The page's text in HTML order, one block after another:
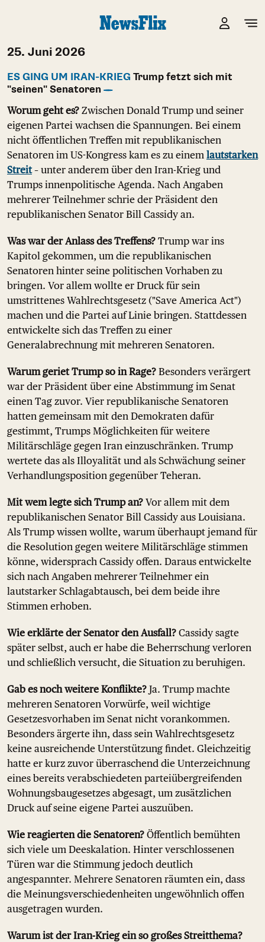
25. Juni 2026
ES GING UM IRAN-KRIEG Trump fetzt sich mit
"seinen" Senatoren
Worum geht es? Zwischen Donald Trump und seiner
eigenen Partei wachsen die Spannungen. Bei einem
nicht öffentlichen Treffen mit republikanischen
Senatoren im US-Kongress kam es zu einem lautstarken
Streit– unter anderem über den Iran-Krieg und
Trumps innenpolitische Agenda. Nach Angaben
mehrerer Teilnehmer schrie der Präsident den
republikanischen Senator Bill Cassidy an.
Was war der Anlass des Treffens? Trump war ins
Kapitol gekommen, um die republikanischen
Senatoren hinter seine politischen Vorhaben zu
bringen. Vor allem wollte er Druck für sein
umstrittenes Wahlrechtsgesetz ("Save America Act")
machen und die Partei auf Linie bringen. Stattdessen
entwickelte sich das Treffen zu einer
Generalabrechnung mit mehreren Senatoren.
Warum geriet Trump so in Rage? Besonders verärgert
war der Präsident über eine Abstimmung im Senat
einen Tag zuvor. Vier republikanische Senatoren
hatten gemeinsam mit den Demokraten dafür
gestimmt, Trumps Möglichkeiten für weitere
Militärschläge gegen Iran einzuschränken. Trump
wertete das als Illoyalität und als Schwächung seiner
Verhandlungsposition gegenüber Teheran.
Mit wem legte sich Trump an? Vor allem mit dem
republikanischen Senator Bill Cassidy aus Louisiana.
Als Trump wissen wollte, warum überhaupt jemand für
die Resolution gegen weitere Militärschläge stimmen
könne, widersprach Cassidy offen. Daraus entwickelte
sich nach Angaben mehrerer Teilnehmer ein
lautstarker Schlagabtausch, bei dem beide ihre
Stimmen erhoben.
Wie erklärte der Senator den Ausfall? Cassidy sagte
später selbst, auch er habe die Beherrschung verloren
und schließlich versucht, die Situation zu beruhigen.
Gab es noch weitere Konflikte? Ja. Trump machte
mehreren Senatoren Vorwürfe, weil wichtige
Gesetzesvorhaben im Senat nicht vorankommen.
Besonders ärgerte ihn, dass sein Wahlrechtsgesetz
keine ausreichende Unterstützung findet. Gleichzeitig
hatte er kurz zuvor überraschend die Unterzeichnung
eines bereits verabschiedeten parteiübergreifenden
Wohnungsbaugesetzes abgesagt, um zusätzlichen
Druck auf seine eigene Partei auszuüben.
Wie reagierten die Senatoren? Öffentlich bemühten
sich viele um Deeskalation. Hinter verschlossenen
Türen war die Stimmung jedoch deutlich
angespannter. Mehrere Senatoren räumten ein, dass
die Meinungsverschiedenheiten ungewöhnlich offen
ausgetragen wurden.
Warum ist der Iran-Krieg ein so großes Streitthema?